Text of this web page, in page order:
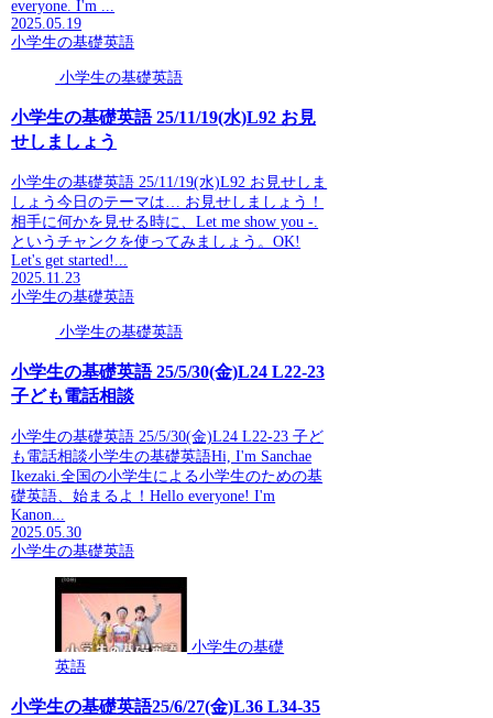
everyone. I'm ...
2025.05.19
小学生の基礎英語
小学生の基礎英語
小学生の基礎英語 25/11/19(水)L92 お見
せしましょう
小学生の基礎英語 25/11/19(水)L92 お見せしま
しょう今日のテーマは… お見せしましょう！
相手に何かを見せる時に、Let me show you -.
というチャンクを使ってみましょう。OK!
Let's get started!...
2025.11.23
小学生の基礎英語
小学生の基礎英語
小学生の基礎英語 25/5/30(金)L24 L22-23
子ども電話相談
小学生の基礎英語 25/5/30(金)L24 L22-23 子ど
も電話相談小学生の基礎英語Hi, I'm Sanchae
Ikezaki.全国の小学生による小学生のための基
礎英語、始まるよ！Hello everyone! I'm
Kanon...
2025.05.30
小学生の基礎英語
小学生の基礎
英語
小学生の基礎英語25/6/27(金)L36 L34-35